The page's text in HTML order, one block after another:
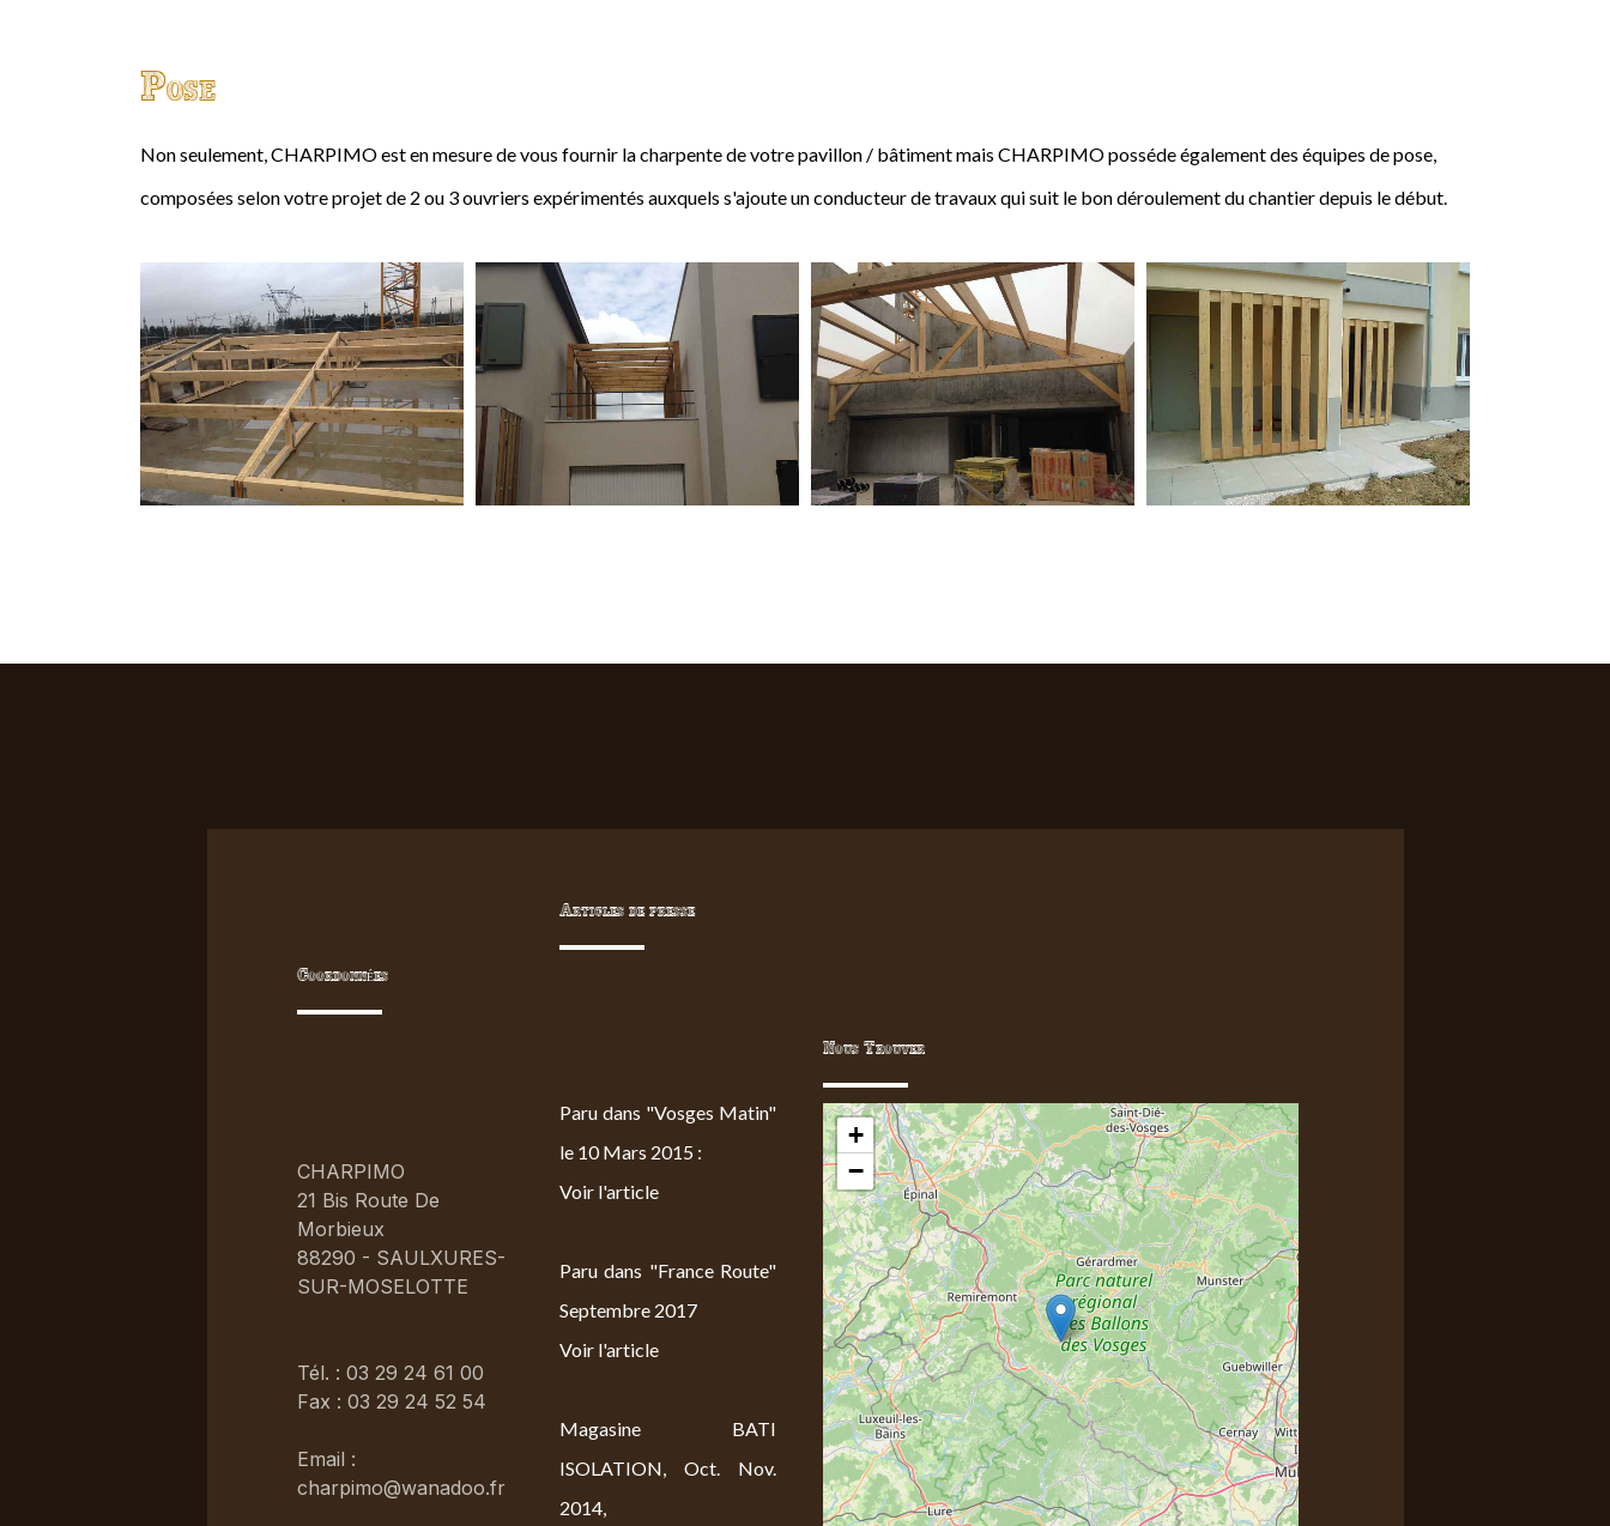
Pose
Non seulement, CHARPIMO est en mesure de vous fournir la charpente de votre pavillon / bâtiment mais CHARPIMO posséde également des équipes de pose,
composées selon votre projet de 2 ou 3 ouvriers expérimentés auxquels s'ajoute un conducteur de travaux qui suit le bon déroulement du chantier depuis le début.
Coordonnées
CHARPIMO
21 Bis Route De
Morbieux
88290 - SAULXURES-
SUR-MOSELOTTE
Tél. : 03 29 24 61 00
Fax : 03 29 24 52 54
Email :
charpimo@wanadoo.fr
Articles de presse
Paru dans "Vosges Matin"
le 10 Mars 2015 :
Voir l'article
Paru dans "France Route"
Septembre 2017
Voir l'article
Magasine BATI
ISOLATION, Oct. Nov.
2014,
Nous Trouver
+
−